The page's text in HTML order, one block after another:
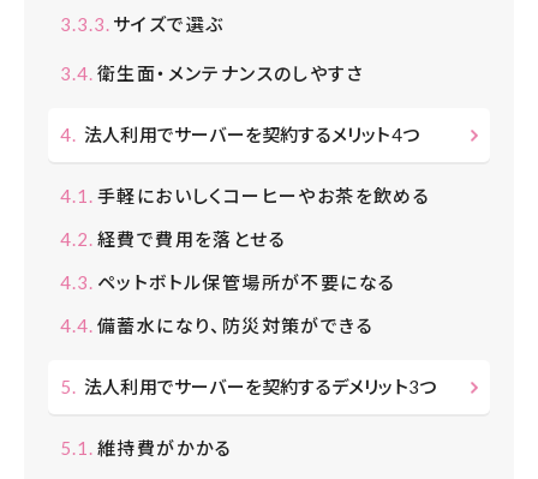
サイズで選ぶ
衛生面・メンテナンスのしやすさ
法人利用でサーバーを契約するメリット4つ
手軽においしくコーヒーやお茶を飲める
経費で費用を落とせる
ペットボトル保管場所が不要になる
備蓄水になり、防災対策ができる
法人利用でサーバーを契約するデメリット3つ
維持費がかかる